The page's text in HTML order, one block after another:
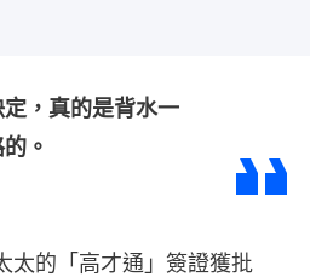
，真的是背水一
。
太的「高才通」簽證獲批